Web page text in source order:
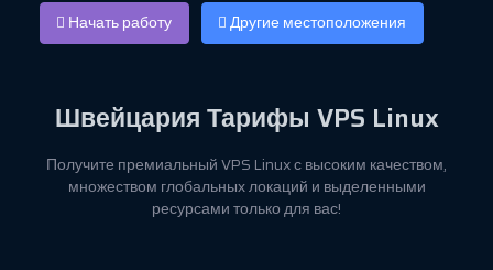
Начать работу Другие местоположения
ШвейцарияТарифы VPS Linux
Получите премиальный VPS Linux с высоким качеством,
множеством глобальных локаций и выделенными
ресурсами только для вас!